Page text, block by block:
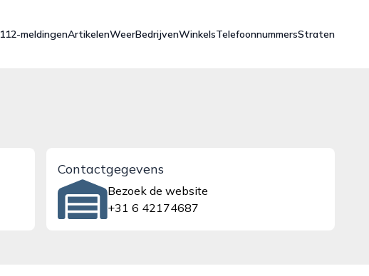
112-meldingenArtikelenWeerBedrijvenWinkelsTelefoonnummersStraten
Contactgegevens
Bezoek de website
+31 6 42174687